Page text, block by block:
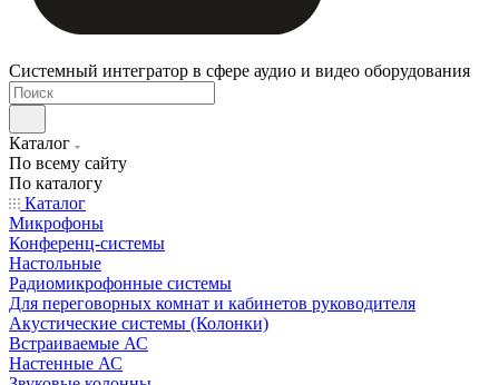
Системный интегратор в сфере аудио и видео оборудования
Каталог
По всему сайту
По каталогу
Каталог
Микрофоны
Конференц-системы
Настольные
Радиомикрофонные системы
Для переговорных комнат и кабинетов руководителя
Акустические системы (Колонки)
Встраиваемые АС
Настенные АС